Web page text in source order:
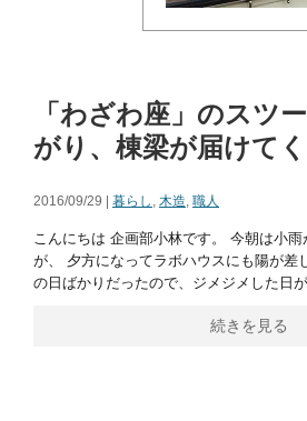
「わざわ座」のスツ
がり、棟梁が届けてく
2016/09/29 | 暮らし , 木造, 職人
こんにちは 企画部小林です。 今朝は小
が、 夕方になってラボハウスにも陽が差
の日ばかりだったので、ジメジメした日
続きを見る